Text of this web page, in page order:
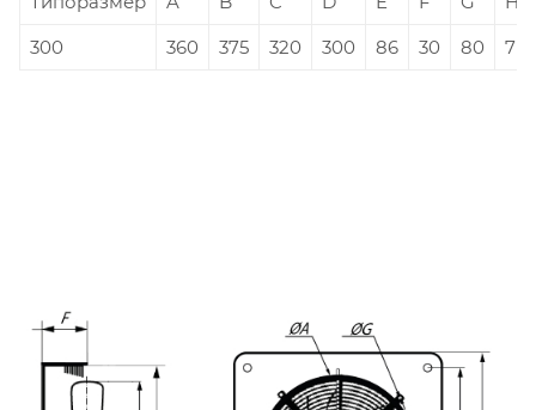
300
360 375 320 300 86 30 80 7